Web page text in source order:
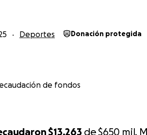
$13,263 de$650 mil.
Deportes Donación protegida
de fondos